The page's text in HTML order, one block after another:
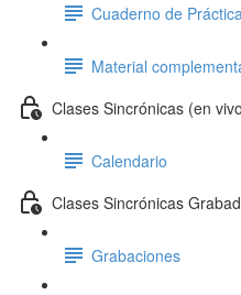
Cuaderno de Práctica
Material
Clases Sincrónicas (en
Calendario
Clases Sincrónicas
Grabaciones